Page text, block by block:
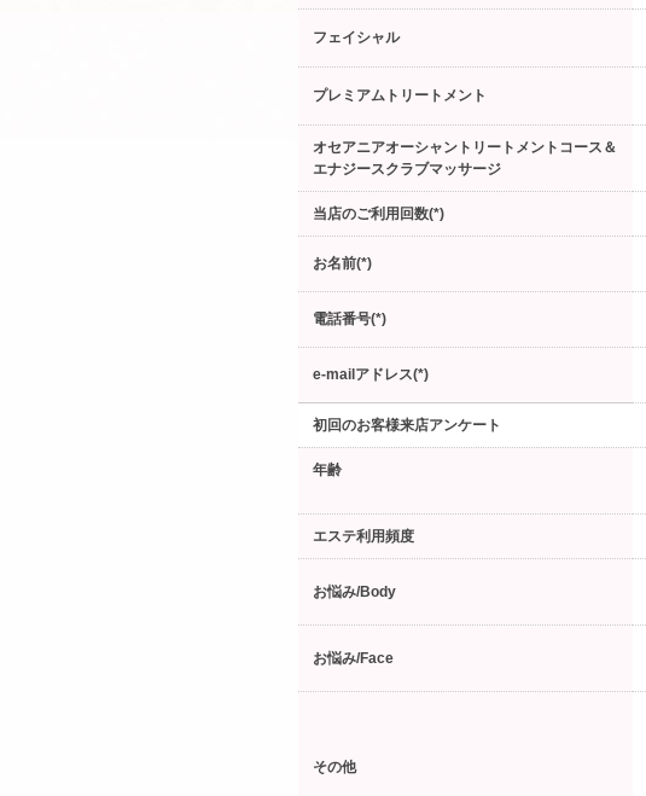
フェイシャル
プレミアムトリートメント
オセアニアオーシャントリートメントコース＆
エナジースクラブマッサージ
当店のご利用回数(*)
お名前(*)
電話番号(*)
e-mailアドレス(*)
初回のお客様来店アンケート
年齢
エステ利用頻度
お悩み/Body
お悩み/Face
その他